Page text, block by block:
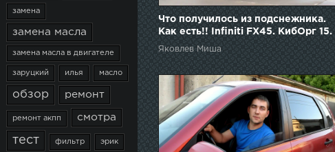
замена
замена масла
замена масла в двигателе
заруцкий илья масло
обзор ремонт
ремонт акпп смотра
тест фильтр эрик
Что получилось из подснежника.
Как есть!! Infiniti FX45. КибОрг 15.
Яковлев Миша